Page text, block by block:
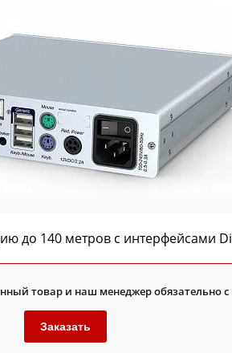
до 140 метров с интерфейсами
товар и наш менеджер обязательно с
Заказать